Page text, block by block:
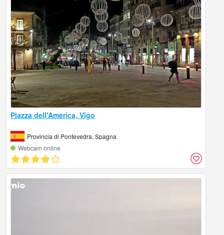
Piazza dell'America, Vigo
Provincia di Pontevedra, Spagna
Webcam online